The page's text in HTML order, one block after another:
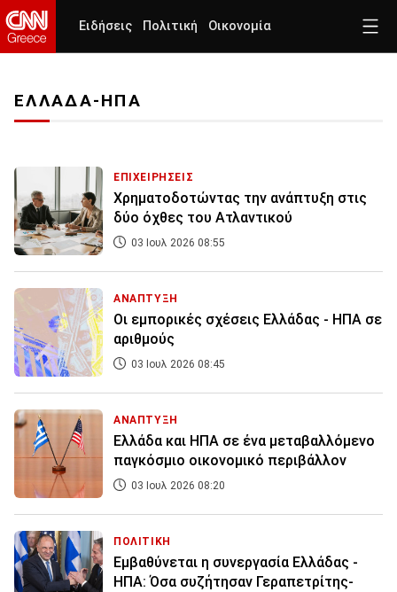
Ειδήσεις Πολιτική Οικονομία
ΕΛΛΑΔΑ-ΗΠΑ
ΕΠΙΧΕΙΡΗΣΕΙΣ
Χρηματοδοτώντας την ανάπτυξη στις
δύο όχθες του Ατλαντικού
03 Ιουλ 2026 08:55
ΑΝΑΠΤΥΞΗ
Οι εμπορικές σχέσεις Ελλάδας - ΗΠΑ σε
αριθμούς
03 Ιουλ 2026 08:45
ΑΝΑΠΤΥΞΗ
Ελλάδα και ΗΠΑ σε ένα μεταβαλλόμενο
παγκόσμιο οικονομικό περιβάλλον
03 Ιουλ 2026 08:20
ΠΟΛΙΤΙΚΗ
Εμβαθύνεται η συνεργασία Ελλάδας -
ΗΠΑ: Όσα συζήτησαν Γεραπετρίτης-